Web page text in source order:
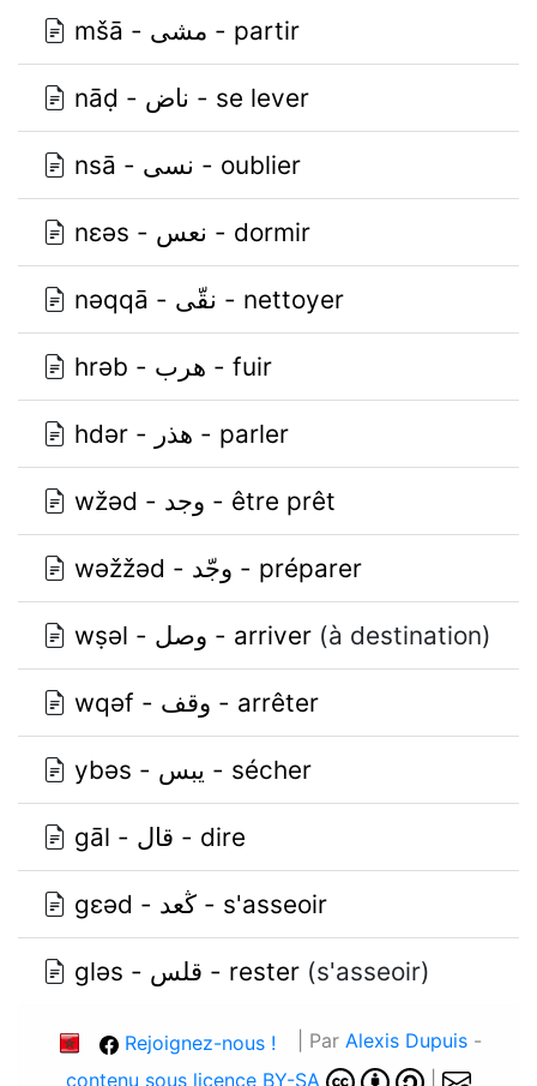
mšā - مشى - partir
nāḍ - ناض - se lever
nsā - نسى - oublier
nɛǝs - نعس - dormir
nǝqqā - نقّى - nettoyer
hrǝb - هرب - fuir
hdǝr - هذر - parler
wžǝd - وجد - être prêt
wǝžžǝd - وجّد - préparer
wṣǝl - وصل - arriver (à destination)
wqǝf - وقف - arrêter
ybǝs - يبس - sécher
gāl - قال - dire
gɛǝd - ڭعد - s'asseoir
glǝs - قلس - rester (s'asseoir)
Rejoignez-nous ! | Par Alexis Dupuis -
contenu sous licence BY-SA